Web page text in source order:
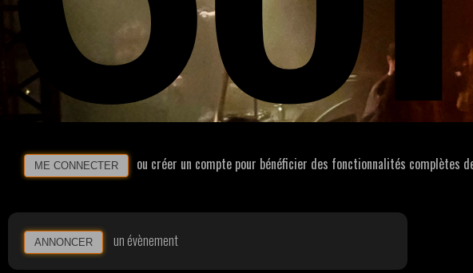
ME CONNECTER ou créer un compte pour bénéficier des fonctionnalités complètes
ANNONCER un évènement